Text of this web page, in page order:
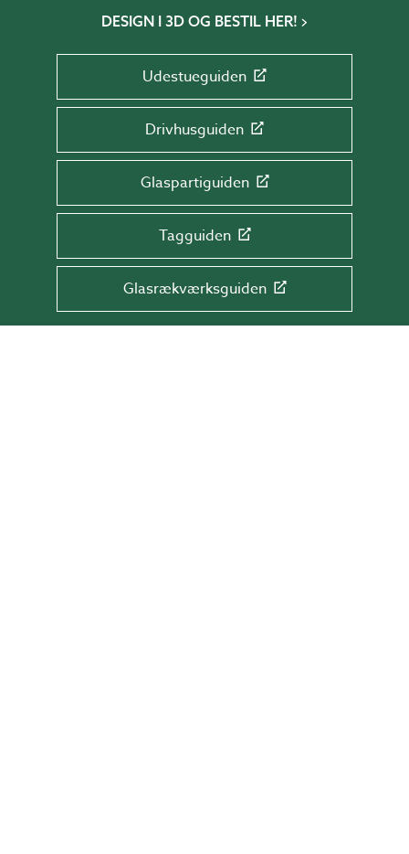
DESIGN I 3D OG BESTIL HER!
Udestueguiden
Drivhusguiden
Glaspartiguiden
Tagguiden
Glasrækværksguiden